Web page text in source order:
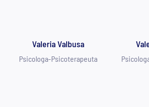
Valeria Valbusa
Psicologa-Psicoterapeuta